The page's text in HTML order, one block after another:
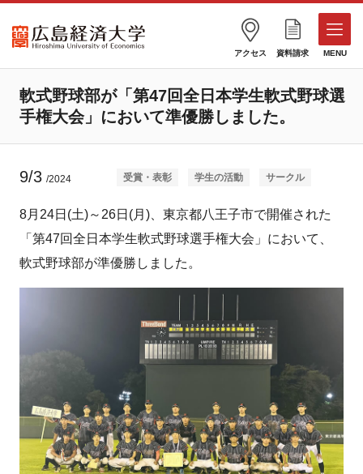
アクセス 資料請求 MENU
軟式野球部が「第47回全日本学生軟式野球選
手権大会」において準優勝しました。
9/3 /2024 受賞・表彰 学生の活動 サークル
8月24日(土)～26日(月)、東京都八王子市で開催された
「第47回全日本学生軟式野球選手権大会」において、
軟式野球部が準優勝しました。